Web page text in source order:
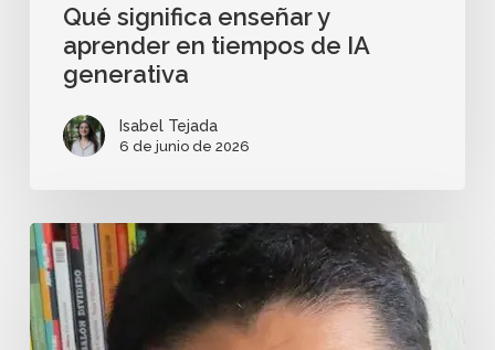
Qué significa enseñar y
aprender en tiempos de IA
generativa
Isabel Tejada
6 de junio de 2026